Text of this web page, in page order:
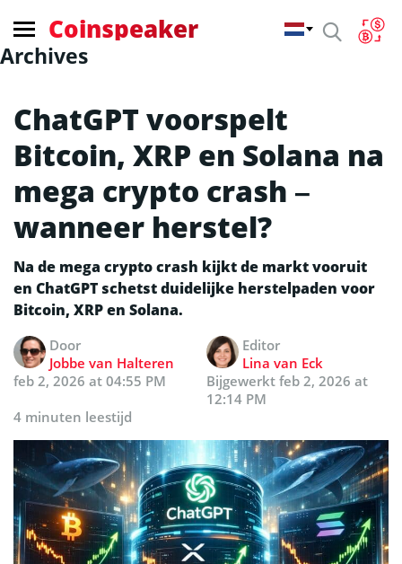
Coinspeaker
Archives
ChatGPT voorspelt
Bitcoin, XRP en Solana na
mega crypto crash –
wanneer herstel?
Na de mega crypto crash kijkt de markt vooruit
en ChatGPT schetst duidelijke herstelpaden voor
Bitcoin, XRP en Solana.
Door
Jobbe van Halteren
Editor
Lina van Eck
feb 2, 2026 at 04:55 PM
Bijgewerkt feb 2, 2026 at
12:14 PM
4 minuten leestijd